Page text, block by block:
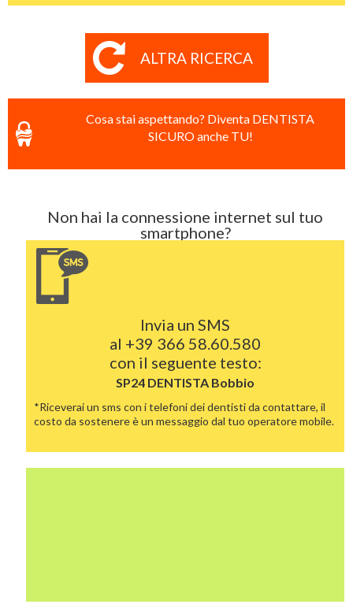
ALTRA RICERCA
Cosa stai aspettando? Diventa DENTISTA
SICURO anche TU!
Non hai la connessione internet sul tuo
smartphone?
Invia un SMS
al +39 366 58.60.580
con il seguente testo:
SP24 DENTISTA Bobbio
*Riceverai un sms con i telefoni dei dentisti da contattare, il
costo da sostenere è un messaggio dal tuo operatore mobile.